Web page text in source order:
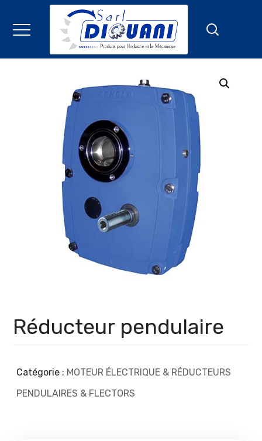
Réducteur pendulaire
Catégorie : MOTEUR ÉLECTRIQUE & RÉDUCTEURS
PENDULAIRES & FLECTORS